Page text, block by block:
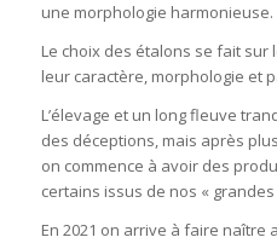
une morphologie harmonieuse.
Le choix des étalons se fait
leur caractère, morphologie et
L’élevage et un long fleuve
des déceptions, mais après
on commence à avoir des
certains issus de nos «
En 2021 on arrive à faire naître